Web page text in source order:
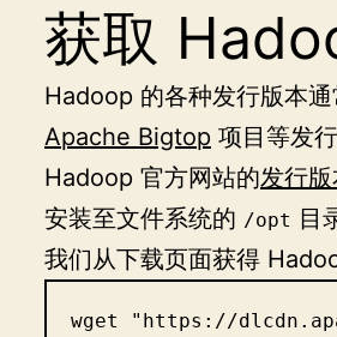
获取
Hadoop 的各种发行版本
Apache Bigtop 项目等发
Hadoop 官方网站的发行
安装至文件系统的 /opt 目
我们从下载页面获得
wget "https://